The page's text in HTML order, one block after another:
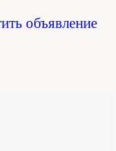
объявление